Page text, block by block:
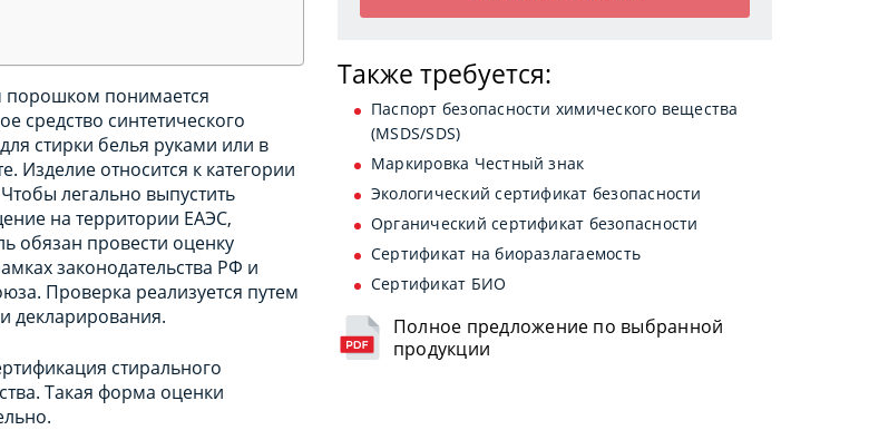
порошком понимается
средство синтетического
стирки белья руками или в
Изделие относится к категории
легально выпустить
на территории ЕАЭС,
обязан провести оценку
законодательства РФ и
Проверка реализуется путем
декларирования.
стирального
Такая форма оценки
Также требуется:
Паспорт безопасности химического вещества
(MSDS/SDS)
Маркировка Честный знак
Экологический сертификат безопасности
Органический сертификат безопасности
Сертификат на биоразлагаемость
Сертификат БИО
Полное предложение по выбранной
продукции